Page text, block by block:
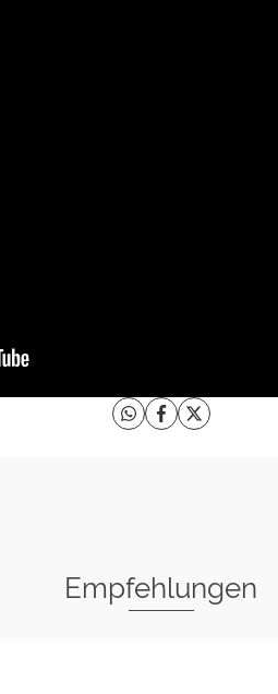
Empfehlungen